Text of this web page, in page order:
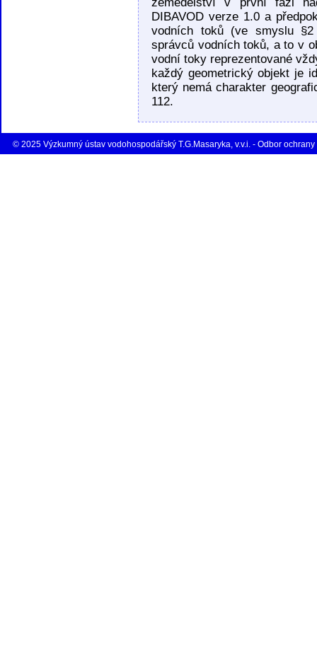
DIBAVOD verze 1.0 a
vodních toků (ve smyslu
správců vodních toků, a to v
vodní toky reprezentované
každý geometrický objekt je
který nemá charakter
112.
© 2025 Výzkumný ústav vodohospodářský T.G.Masaryka, v.v.i. - Odbor